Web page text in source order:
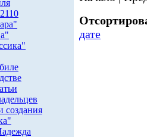
создания
дате